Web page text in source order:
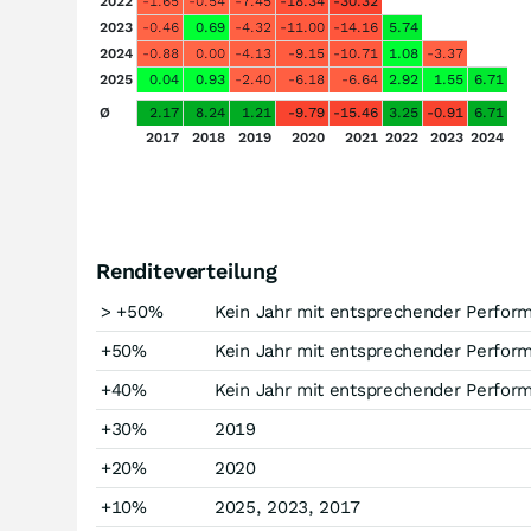
2023
-0.46 0.69 -4.32 -11.00 -14.16
5.74
2024
-0.88 0.00 -4.13 -9.15 -10.71 1.08 -3.37
2025
0.04 0.93 -2.40 -6.18 -6.64 2.92 1.55
6.71
Ø
2.17 8.24 1.21 -9.79 -15.46 3.25 -0.91
6.71
2017
2018 2019 2020 2021 2022 2023 2024
Renditeverteilung
> +50%
Kein Jahr mit entsprechender
+50%
Kein Jahr mit entsprechender
+40%
Kein Jahr mit entsprechender
+30%
2019
+20%
2020
+10%
2025, 2023, 2017